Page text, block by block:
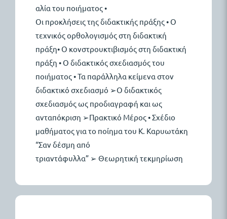
αλία του ποιήματος •
Οι προκλήσειςτηςδιδακτικής πράξης • Ο
τεχνικός ορθολογισμός στη διδακτική
πράξη• Ο κονστρουκτιβισμός στη διδακτική
πράξη • Ο διδακτικός σχεδιασμός του
ποιήματος • Τα παράλληλα κείμενα στον
διδακτικό σχεδιασμό ➢Ο διδακτικός
σχεδιασμός ως προδιαγραφή και ως
ανταπόκριση ➢Πρακτικό Μέρος • Σχέδιο
μαθήματος για το ποίημα του Κ. Καρυωτάκη
“Σαν δέσμη από
τριαντάφυλλα” ➢ Θεωρητική τεκμηρίωση